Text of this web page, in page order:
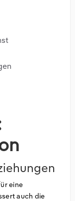
eine
auch die